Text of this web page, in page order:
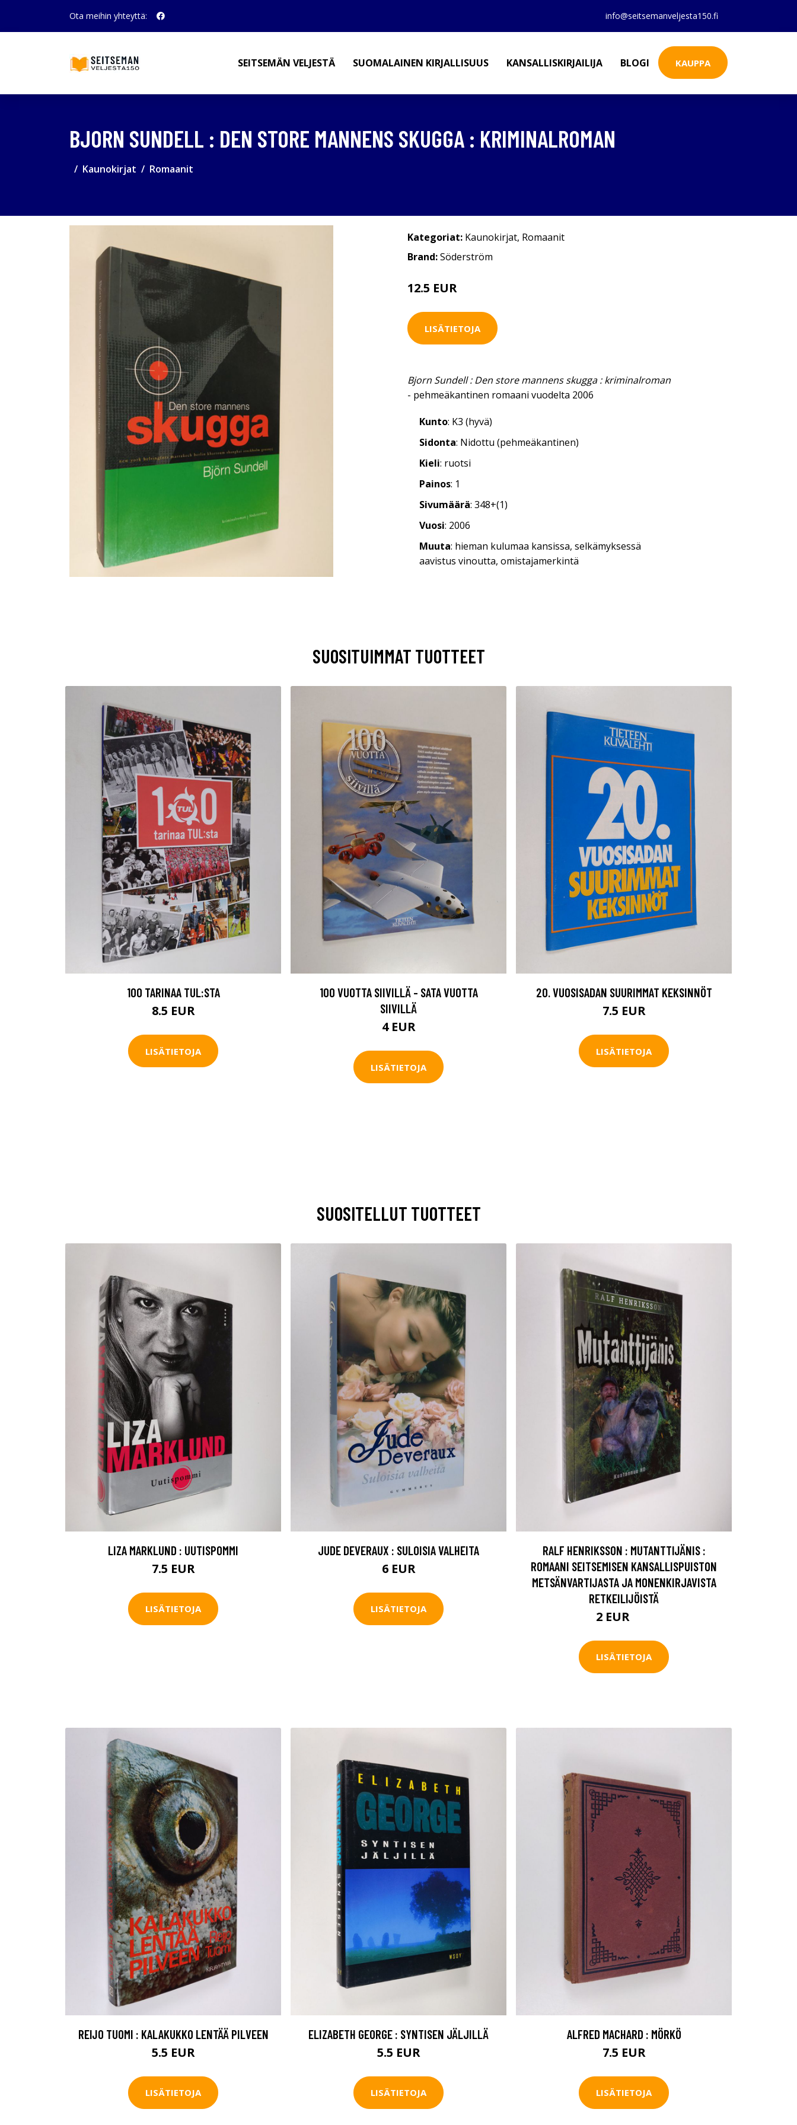
Ota meihin yhteyttä: info@seitsemanveljesta150.fi
SEITSEMÄN VELJESTÄ SUOMALAINEN KIRJALLISUUS KANSALLISKIRJAILIJA BLOGI KAUPPA
BJORN SUNDELL : DEN STORE MANNENS SKUGGA : KRIMINALROMAN
Kaunokirjat Romaanit
Kategoriat: Kaunokirjat, Romaanit
Brand:Söderström
12.5 EUR
LISÄTIETOJA
Bjorn Sundell : Den store mannens skugga : kriminalroman
- pehmeäkantinen romaani vuodelta 2006
Kunto: K3 (hyvä)
Sidonta: Nidottu (pehmeäkantinen)
Kieli: ruotsi
Painos: 1
Sivumäärä: 348+(1)
Vuosi: 2006
Muuta: hieman kulumaa kansissa, selkämyksessä
aavistus vinoutta, omistajamerkintä
SUOSITUIMMAT TUOTTEET
100 TARINAA TUL:STA
8.5 EUR
LISÄTIETOJA
100 VUOTTA SIIVILLÄ - SATA VUOTTA
SIIVILLÄ
4 EUR
LISÄTIETOJA
20. VUOSISADAN SUURIMMAT KEKSINNÖT
7.5 EUR
LISÄTIETOJA
SUOSITELLUT TUOTTEET
LIZA MARKLUND : UUTISPOMMI
7.5 EUR
LISÄTIETOJA
JUDE DEVERAUX : SULOISIA VALHEITA
6 EUR
LISÄTIETOJA
RALF HENRIKSSON : MUTANTTIJÄNIS :
ROMAANI SEITSEMISEN KANSALLISPUISTON
METSÄNVARTIJASTA JA MONENKIRJAVISTA
RETKEILIJÖISTÄ
2 EUR
LISÄTIETOJA
REIJO TUOMI : KALAKUKKO LENTÄÄ PILVEEN
5.5 EUR
LISÄTIETOJA
ELIZABETH GEORGE : SYNTISEN JÄLJILLÄ
5.5 EUR
LISÄTIETOJA
ALFRED MACHARD : MÖRKÖ
7.5 EUR
LISÄTIETOJA